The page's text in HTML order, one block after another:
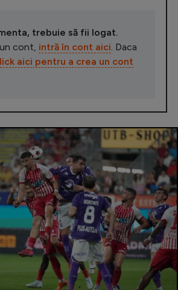
trebuie să fii logat.
cont, intră în cont aici . Daca
aici pentru a crea un cont